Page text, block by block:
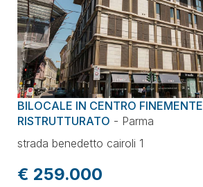
BILOCALE IN CENTRO FINEMENTE
RISTRUTTURATO - Parma
strada benedetto cairoli 1
€ 259.000